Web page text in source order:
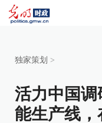
独家策划 >
活力中国调
能生产线